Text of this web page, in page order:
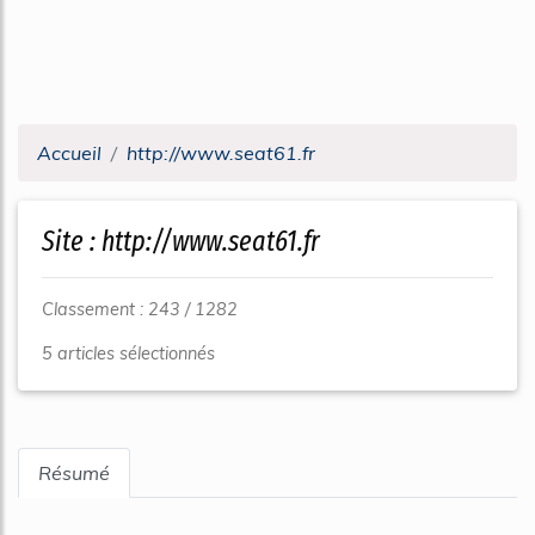
Accueil http://www.seat61.fr
Site : http://www.seat61.fr
Classement : 243 / 1282
5 articles sélectionnés
Résumé